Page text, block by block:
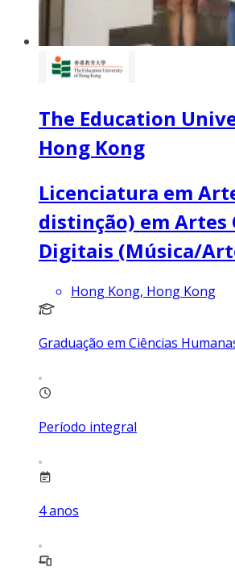
The Education
Hong Kong
Licenciatura em
distinção) em Artes
Digitais (Música/
Hong Kong, Hong Kong
Graduação em Ciências
Período integral
4anos